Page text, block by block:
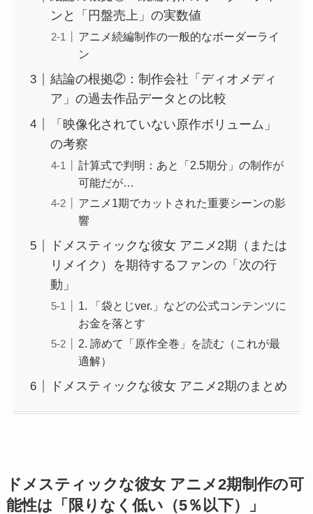
ンと「円盤売上」の実数値
アニメ続編制作の一般的なボーダーライ
ン
結論の根拠②：制作会社「ディオメディ
ア」の過去作品データとの比較
「映像化されていない原作ボリューム」
の考察
計算式で判明：あと「2.5期分」の制作が
可能だが…
アニメ1期でカットされた重要シーンの影
響
ドメスティックな彼女 アニメ2期（または
リメイク）を期待するファンの「次の行
動」
1. 「袋とじver.」などの公式コンテンツに
お金を落とす
2. 諦めて「原作全巻」を読む（これが最
適解）
ドメスティックな彼女 アニメ2期のまとめ
ドメスティックな彼女 アニメ2期制作の可
能性は「限りなく低い（5％以下）」